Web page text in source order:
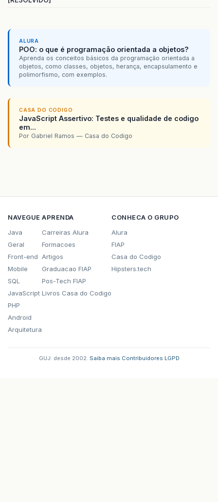
ALURA
POO: o que é programação orientada a objetos?
Aprenda os conceitos básicos da programação orientada a
objetos, como classes, objetos, herança, encapsulamento e
polimorfismo, com exemplos.
CASA DO CODIGO
JavaScript Assertivo: Testes e qualidade de codigo
em...
Por Gabriel Ramos — Casa do Codigo
NAVEGUE
Java
Geral
Front-end
Mobile
SQL
JavaScript
PHP
Android
Arquitetura
APRENDA
Carreiras Alura
Formacoes
Artigos
Graduacao FIAP
Pos-Tech FIAP
Livros Casa do Codigo
CONHECA O GRUPO
Alura
FIAP
Casa do Codigo
Hipsters.tech
GUJ: desde 2002. Saiba mais Contribuidores LGPD